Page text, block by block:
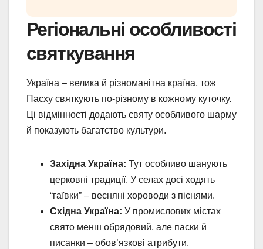
Регіональні особливості
святкування
Україна – велика й різноманітна країна, тож
Пасху святкують по-різному в кожному куточку.
Ці відмінності додають святу особливого шарму
й показують багатство культури.
Західна Україна: Тут особливо шанують
церковні традиції. У селах досі ходять
“гаївки” – весняні хороводи з піснями.
Східна Україна: У промислових містах
свято менш обрядовий, але паски й
писанки – обов’язкові атрибути.